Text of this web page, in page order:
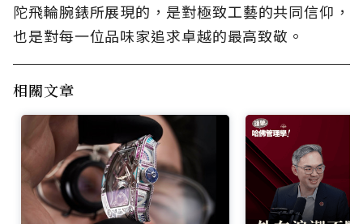
陀飛輪腕錶所展現的，是對極致工藝的共同信仰，
也是對每一位品味家追求卓越的最高致敬。
相關文章